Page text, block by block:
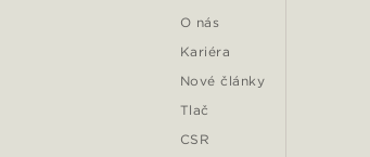
O nás
Kariéra
Nové články
Tlač
CSR